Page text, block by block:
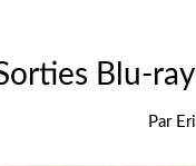
Blu-
Par